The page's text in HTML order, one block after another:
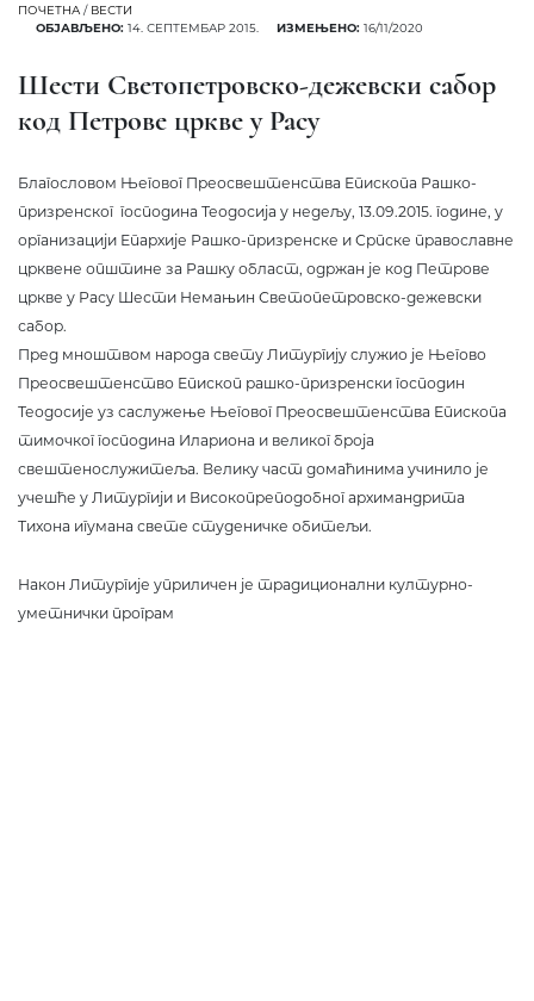
ПОЧЕТНА / ВЕСТИ
ОБЈАВЉЕНО: 14. СЕПТЕМБАР 2015. ИЗМЕЊЕНО: 16/11/2020
Шести Светопетровско-дежевски сабор
код Петрове цркве у Расу
Благословом Његовог Преосвештенства Епископа Рашко-
призренског господина Теодосија у недељу, 13.09.2015. године, у
организацији Епархије Рашко-призренске и Српске православне
црквене општине за Рашку област, одржан је код Петрове
цркве у Расу Шести Немањин Светопетровско-дежевски
сабор.
Пред мноштвом народа свету Литургију служио је Његово
Преосвештенство Епископ рашко-призренски господин
Теодосије уз саслужење Његовог Преосвештенства Епископа
тимочког господина Илариона и великог броја
свештенослужитеља. Велику част домаћинима учинило је
учешће у Литургији и Високопреподобног архимандрита
Тихона игумана свете студеничке обитељи.
Након Литургије уприличен је традиционални културно-
уметнички програм